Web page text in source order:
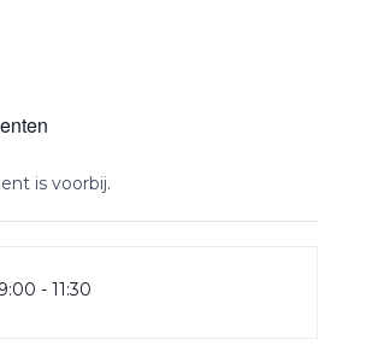
is voorbij.
-11:30